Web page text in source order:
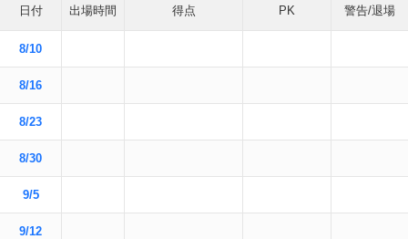
日付 出場時間 得点 PK 警告/退場
8/10
8/16
8/23
8/30
9/5
9/12